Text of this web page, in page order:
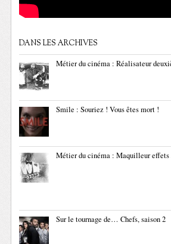
DANS LES ARCHIVES
Métier du cinéma : Réalisateur
Smile : Souriez ! Vous êtes mort !
Métier du cinéma : Maquilleur effets
Sur le tournage de… Chefs, saison 2